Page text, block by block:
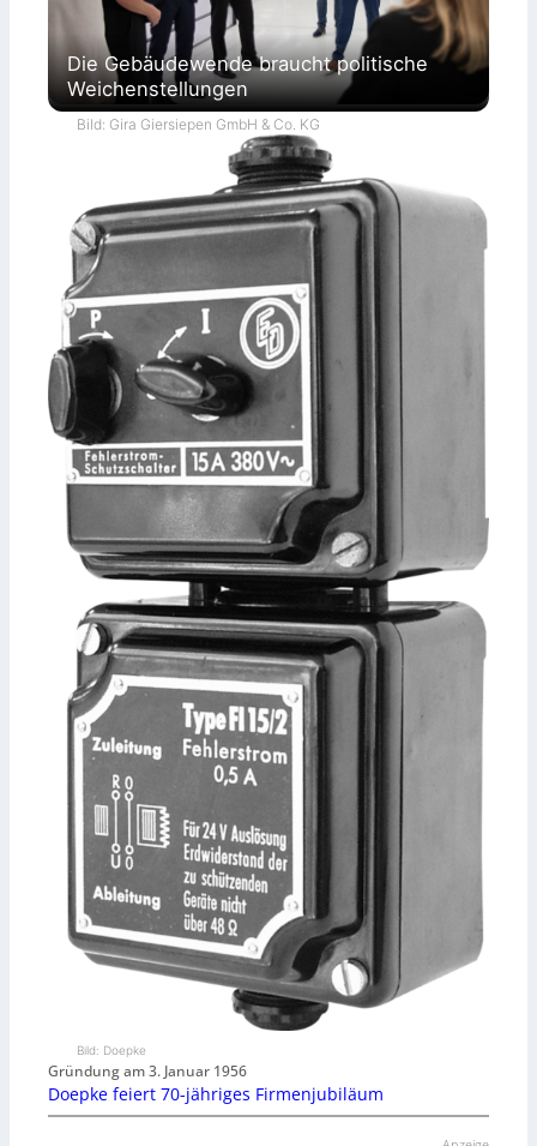
Die Gebäudewende braucht politische
Weichenstellungen
Bild: Gira Giersiepen GmbH & Co. KG
Bild: Doepke
Gründung am 3. Januar 1956
Doepke feiert 70-jähriges Firmenjubiläum